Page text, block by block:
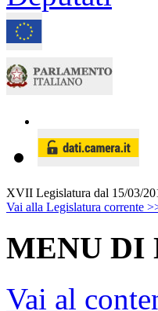
XVII Legislatura dal 15/03/
Vai alla Legislatura corrente
MENU DI
Vai al